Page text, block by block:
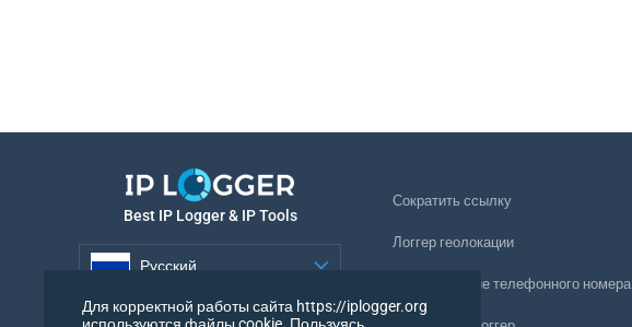
Best IP Logger & IP Tools
Русский
Русский
Сократить ссылку
Логгер геолокации
Отслеживание телефонного номера
Для корректной работы сайта https://iplogger.org